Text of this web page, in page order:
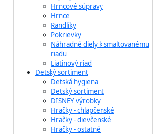
Hrncové súpravy
Hrnce
Randlíky
Pokrievky
Náhradné diely k smaltovanému
riadu
Liatinový riad
Detský sortiment
Detská hygiena
Detský sortiment
DISNEY výrobky
Hračky - chlapčenské
Hračky - dievčenské
Hračky - ostatné